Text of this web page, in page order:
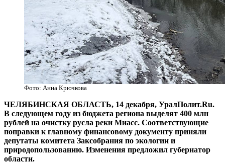
Фото: Анна Крючкова
ЧЕЛЯБИНСКАЯ ОБЛАСТЬ, 14 декабря, УралПолит.Ru.
В следующем году из бюджета региона выделят 400 млн
рублей на очистку русла реки Миасс. Соответствующие
поправки к главному финансовому документу приняли
депутаты комитета Заксобрания по экологии и
природопользованию. Изменения предложил губернатор
области.